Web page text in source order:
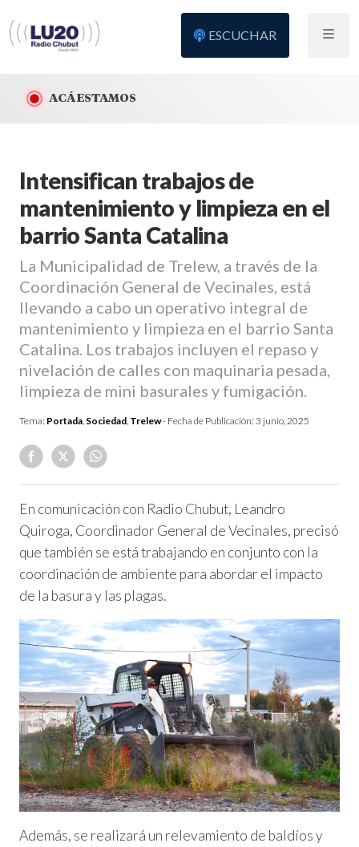
ESCUCHAR
ACÁ ESTAMOS
Intensifican trabajos de
mantenimiento y limpieza en el
barrio Santa Catalina
La Municipalidad de Trelew, a través de la
Coordinación General de Vecinales, está
llevando a cabo un operativo integral de
mantenimiento y limpieza en el barrio Santa
Catalina. Los trabajos incluyen el repaso y
nivelación de calles con maquinaria pesada,
limpieza de mini basurales y fumigación.
Tema: Portada, Sociedad, Trelew- Fecha de Publicación: 3 junio, 2025
En comunicación con Radio Chubut, Leandro
Quiroga, Coordinador General de Vecinales, precisó
que también se está trabajando en conjunto con la
coordinación de ambiente para abordar el impacto
de la basura y las plagas.
Además, se realizará un relevamiento de baldíos y